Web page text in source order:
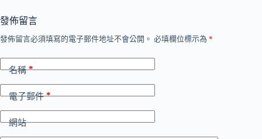
發佈留言
發佈留言必須填寫的電子郵件地址不會公開。 必填欄位標示為 *
名稱*
電子郵件*
網站